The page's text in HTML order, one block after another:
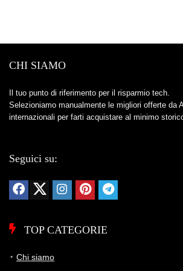
CHI SIAMO
Il tuo punto di riferimento per il risparmio tech.
Selezioniamo manualmente le migliori offerte da
internazionali per farti acquistare al minimo
Seguici su:
TOP CATEGORIE
Chi siamo